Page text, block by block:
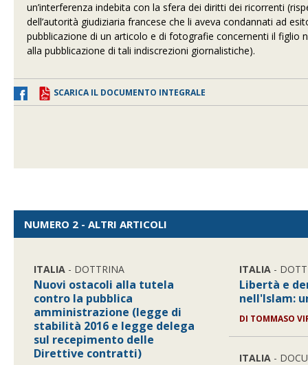
un’interferenza indebita con la sfera dei diritti dei ricorrenti
dell’autorità giudiziaria francese che li aveva condannati ad
pubblicazione di un articolo e di fotografie concernenti il
alla pubblicazione di tali indiscrezioni giornalistiche).
SCARICA IL DOCUMENTO INTEGRALE
NUMERO 2 - ALTRI ARTICOLI
ITALIA - DOTTRINA
Nuovi ostacoli alla tutela
contro la pubblica
amministrazione (legge di
stabilità 2016 e legge delega
sul recepimento delle
Direttive contratti)
ITALIA -
Libertà e
nell'Islam:
DI TOMMASO
ITALIA -